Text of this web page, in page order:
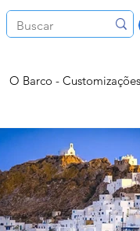
O Barco - Customizações
do Barco